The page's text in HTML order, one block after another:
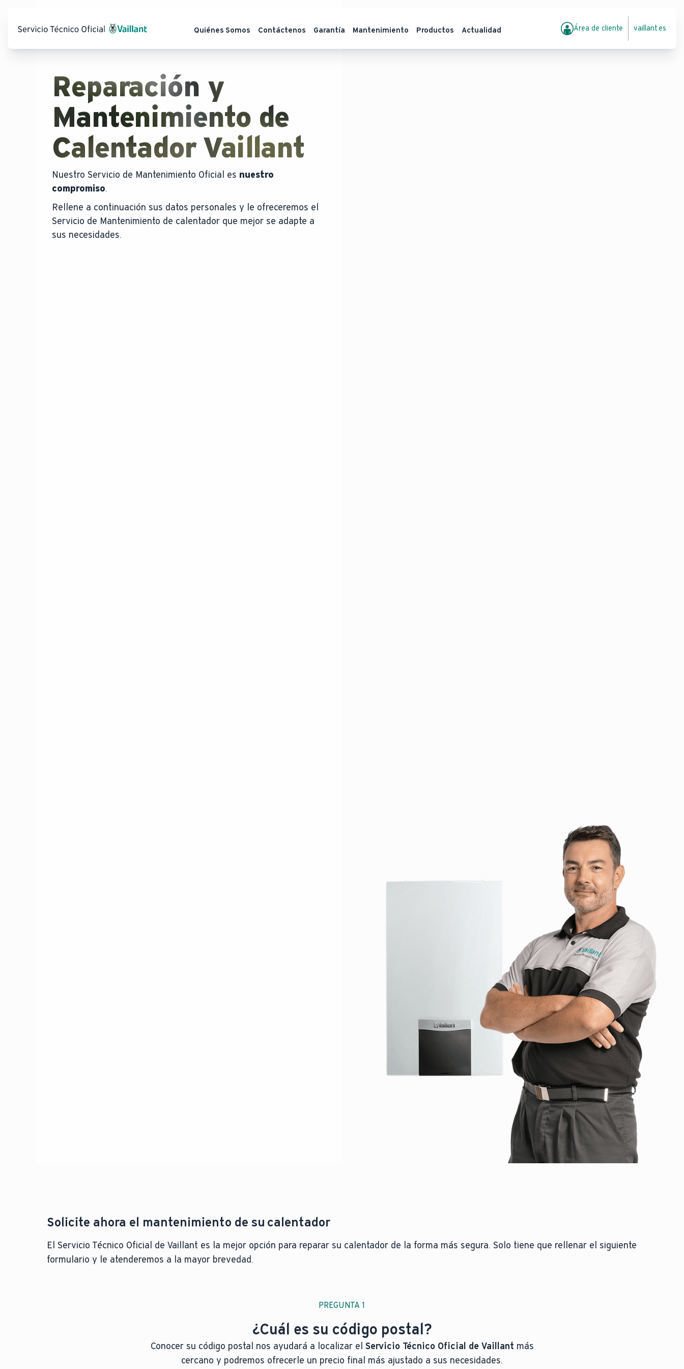
Quiénes Somos Contáctenos Garantía Mantenimiento Productos Actualidad Área de cliente vaillant.es
Reparación y
Mantenimiento de
Calentador Vaillant
Nuestro Servicio de Mantenimiento Oficial es nuestro
compromiso.
Rellene a continuación sus datos personales y le ofreceremos el
Servicio de Mantenimiento de calentador que mejor se adapte a
sus necesidades.
Solicite ahora el mantenimiento de su calentador
El Servicio Técnico Oficial de Vaillant es la mejor opción para reparar su calentador de la forma más segura. Solo tiene que rellenar el siguiente
formulario y le atenderemos a la mayor brevedad.
PREGUNTA 1
¿Cuál es su código postal?
Conocer su código postal nos ayudará a localizar el Servicio Técnico Oficial de Vaillant más
cercano y podremos ofrecerle un precio final más ajustado a sus necesidades.